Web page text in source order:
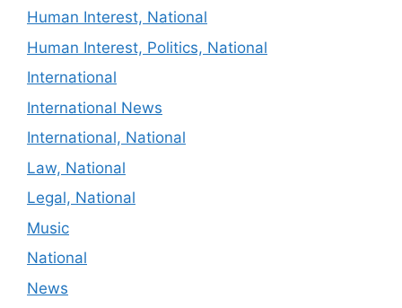
Human Interest, National
Human Interest, Politics, National
International
International News
International, National
Law, National
Legal, National
Music
National
News